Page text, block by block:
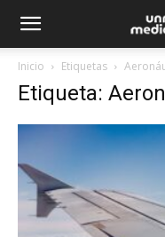
Inicio Etiquetas
Etiqueta: